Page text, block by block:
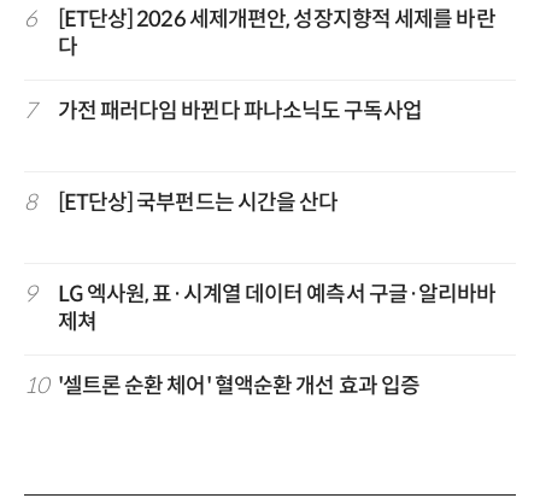
6
[ET단상] 2026 세제개편안, 성장지향적 세제를 바란
다
7 가전 패러다임 바뀐다 파나소닉도 구독사업
8 [ET단상] 국부펀드는 시간을 산다
9
LG 엑사원, 표·시계열 데이터 예측서 구글·알리바바
제쳐
10 '셀트론 순환 체어' 혈액순환 개선 효과 입증